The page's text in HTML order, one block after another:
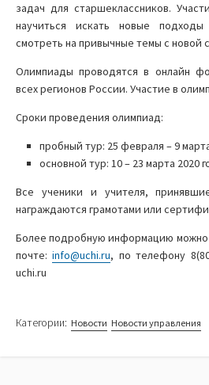
задач для старшеклассников.
научиться искать новые
смотреть на привычные темы с новой
Олимпиады проводятся в онлайн
всех регионов России. Участие в
Сроки проведения олимпиад:
пробный тур: 25 февраля – 9
основной тур: 10 – 23 марта 2020
Все ученики и учителя,
награждаются грамотами или
Более подробную информацию можно
почте:info@uchi.ru, по телефону
uchi.ru
Категории: Новости Новости управления